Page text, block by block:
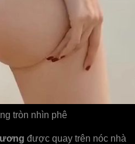
tròn nhìn phê
được quay trên nóc nhà